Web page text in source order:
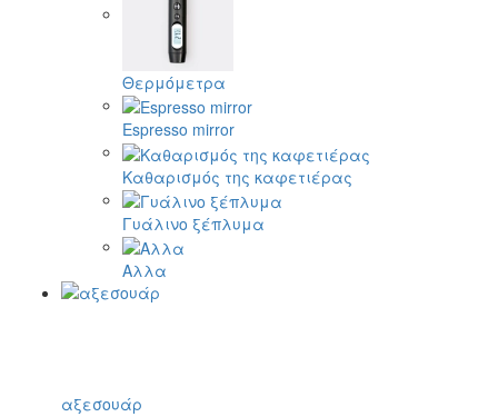
Θερμόμετρα
Espresso mirror
Καθαρισμός της καφετιέρας
Γυάλινο ξέπλυμα
Αλλα
αξεσουάρ